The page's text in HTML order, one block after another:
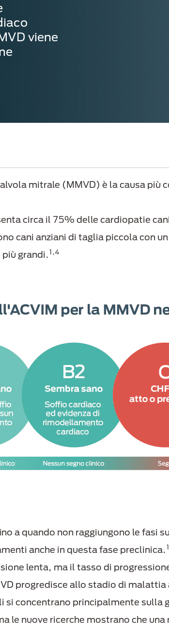
viene
mitrale (MMVD) è la causa più
circa il 75% delle cardiopatie
cani anziani di taglia piccola con
più grandi.1,4
a quando non raggiungono le fasi
anche in questa fase preclinica.1
lenta, ma il tasso di
progredisce allo stadio di malattia
concentrano principalmente sulla
le nuove ricerche mostrano che